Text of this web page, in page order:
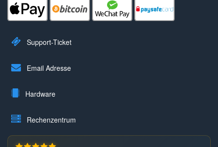
Support-Ticket
Email Adresse
Hardware
Rechenzentrum